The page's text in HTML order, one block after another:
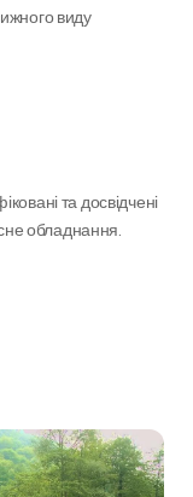
виду
та досвідчені
обладнання.